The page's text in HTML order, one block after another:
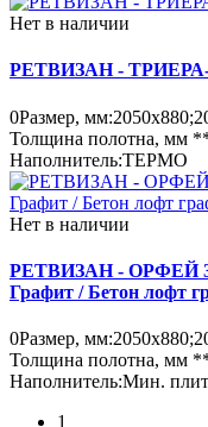
Нет в наличии
РЕТВИЗАН - ТРИЕРА-
0Размер, мм:
Толщина полотна, мм
Наполнитель:ТЕРМО
Нет в наличии
РЕТВИЗАН - ОРФЕЙ
Графит / Бетон лофт
0Размер, мм:
Толщина полотна, мм
Наполнитель:Мин.
1